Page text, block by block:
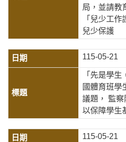
局，並請教
「兒少工
兒少保護
115-05-21
「先是學
國體育班學
議題， 監察
以保障學生
115-05-21